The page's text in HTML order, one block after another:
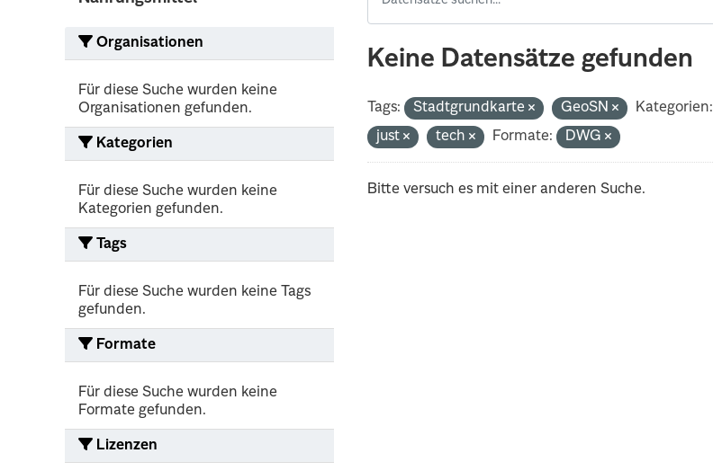
Organisationen
Für diese Suche wurden keine
Organisationen gefunden.
Kategorien
Für diese Suche wurden keine
Kategorien gefunden.
Tags
Für diese Suche wurden keine Tags
gefunden.
Formate
Für diese Suche wurden keine
Formate gefunden.
Lizenzen
Keine Datensätze gefunden
Tags: Stadtgrundkarte GeoSN Kategorien:
just
tech Formate: DWG
Bitte versuch es mit einer anderen Suche.